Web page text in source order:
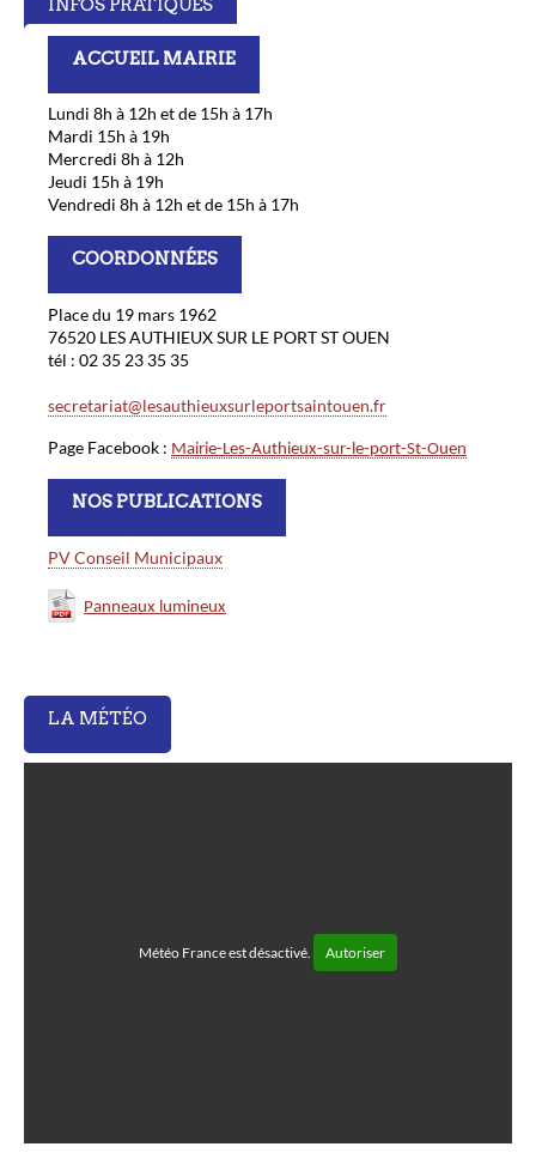
ACCUEIL MAIRIE
Lundi 8h à 12h et de 15h à 17h
Mardi 15h à 19h
Mercredi 8h à 12h
Jeudi 15h à 19h
Vendredi 8h à 12h et de 15h à 17h
COORDONNÉES
Place du 19 mars 1962
76520 LES AUTHIEUX SUR LE PORT ST OUEN
tél : 02 35 23 35 35
secretariat@lesauthieuxsurleportsaintouen.fr
Page Facebook : Mairie-Les-Authieux-sur-le-port-St-Ouen
NOS PUBLICATIONS
PV Conseil Municipaux
Panneaux lumineux
LA MÉTÉO
Météo France est désactivé. Autoriser